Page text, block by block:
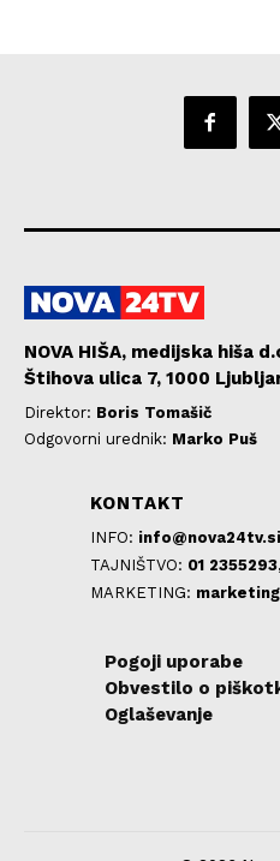
NOVA HIŠA, medijska hiša
Štihova ulica 7, 1000
Direktor: Boris Tomašič
Odgovorni urednik: Marko Puš
KONTAKT
INFO: info@nova24tv.si
TAJNIŠTVO: 01
MARKETING:
Pogoji uporabe
Obvestilo o
Oglaševanje